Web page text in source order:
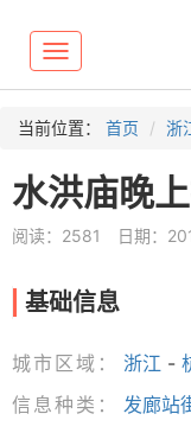
Toggle
navigation
当前位置： 首页 浙
水洪庙晚
阅读：2581 日期：
基础信息
城市区域： 浙江 -
信息种类：
发廊站